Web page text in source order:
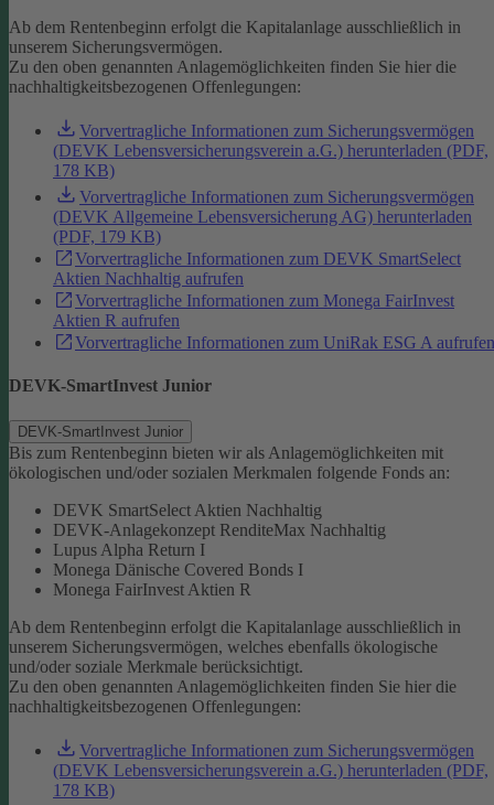
Ab dem Rentenbeginn erfolgt die Kapitalanlage ausschließlich in
unserem Sicherungsvermögen.
Zu den oben genannten Anlagemöglichkeiten finden Sie hier die
nachhaltigkeitsbezogenen Offenlegungen:
Vorvertragliche Informationen zum Sicherungsvermögen
(DEVK Lebensversicherungsverein a.G.) herunterladen (PDF,
178 KB)
Vorvertragliche Informationen zum Sicherungsvermögen
(DEVK Allgemeine Lebensversicherung AG) herunterladen
(PDF, 179 KB)
Vorvertragliche Informationen zum DEVK SmartSelect
Aktien Nachhaltig aufrufen
Vorvertragliche Informationen zum Monega FairInvest
Aktien R aufrufen
Vorvertragliche Informationen zum UniRak ESG A aufrufen
DEVK-SmartInvest Junior
DEVK-SmartInvest Junior
Bis zum Rentenbeginn bieten wir als Anlagemöglichkeiten mit
ökologischen und/oder sozialen Merkmalen folgende Fonds an:
DEVK SmartSelect Aktien Nachhaltig
DEVK-Anlagekonzept RenditeMax Nachhaltig
Lupus Alpha Return I
Monega Dänische Covered Bonds I
Monega FairInvest Aktien R
Ab dem Rentenbeginn erfolgt die Kapitalanlage ausschließlich in
unserem Sicherungsvermögen, welches ebenfalls ökologische
und/oder soziale Merkmale berücksichtigt.
Zu den oben genannten Anlagemöglichkeiten finden Sie hier die
nachhaltigkeitsbezogenen Offenlegungen:
Vorvertragliche Informationen zum Sicherungsvermögen
(DEVK Lebensversicherungsverein a.G.) herunterladen (PDF,
178 KB)